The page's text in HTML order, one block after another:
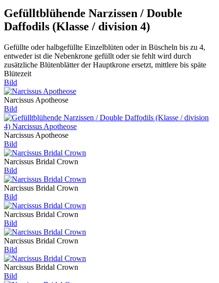
Gefülltblühende Narzissen / Double
Daffodils (Klasse / division 4)
Gefüllte oder halbgefüllte Einzelblüten oder in Büscheln bis zu 4,
entweder ist die Nebenkrone gefüllt oder sie fehlt wird durch
zusätzliche Blütenblätter der Hauptkrone ersetzt, mittlere bis späte
Blütezeit
Bild
Narcissus Apotheose
Bild
Narcissus Apotheose
Bild
Narcissus Bridal Crown
Bild
Narcissus Bridal Crown
Bild
Narcissus Bridal Crown
Bild
Narcissus Bridal Crown
Bild
Narcissus Bridal Crown
Bild